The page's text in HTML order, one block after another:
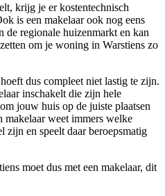
krijg je er kostentechnisch
is een makelaar ook nog eens
de regionale huizenmarkt en kan
om je woning in Warstiens zo
dus compleet niet lastig te zijn.
inschakelt die zijn hele
jouw huis op de juiste plaatsen
makelaar weet immers welke
zijn en speelt daar beroepsmatig
moet dus met een makelaar, dit